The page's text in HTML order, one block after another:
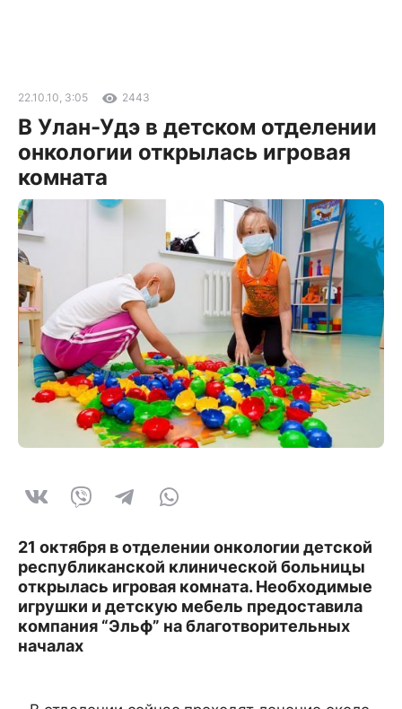
22.10.10, 3:05 2443
В Улан-Удэ в детском отделении
онкологии открылась игровая
комната
21 октября в отделении онкологии детской
республиканской клинической больницы
открылась игровая комната. Необходимые
игрушки и детскую мебель предоставила
компания “Эльф” на благотворительных
началах